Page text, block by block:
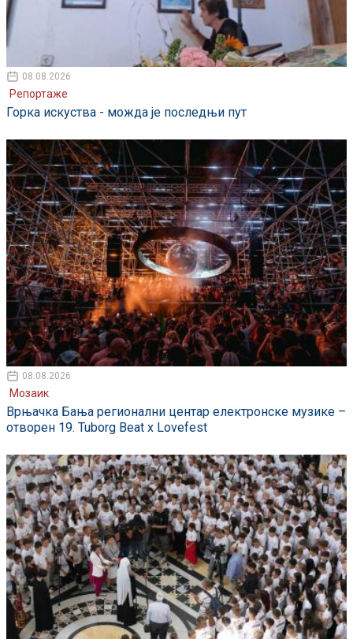
08.08.2026
Репортаже
Горка искуства - можда је последњи пут
08.08.2026
Мозаик
Врњачка Бања регионални центар електронске музике –
отворен 19. Tuborg Beat x Lovefest